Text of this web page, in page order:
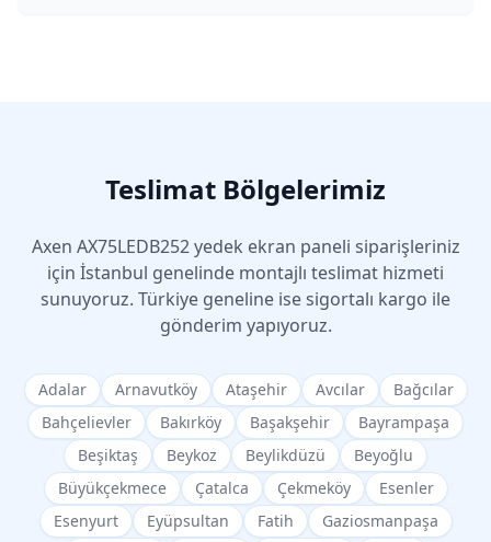
Teslimat Bölgelerimiz
Axen AX75LEDB252yedek ekran paneli siparişleriniz
için İstanbul genelinde montajlı teslimat hizmeti
sunuyoruz. Türkiye geneline ise sigortalı kargo ile
gönderim yapıyoruz.
Adalar Arnavutköy Ataşehir Avcılar
Bağcılar
Bahçelievler
Bakırköy Başakşehir
Bayrampaşa
Beşiktaş
Beykoz Beylikdüzü
Beyoğlu
Büyükçekmece
Çatalca Çekmeköy
Esenler
Esenyurt
Eyüpsultan Fatih
Gaziosmanpaşa